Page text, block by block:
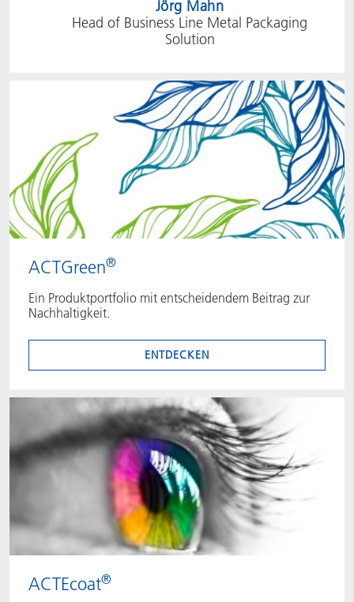
Jörg Mahn
Head of Business Line Metal Packaging
Solution
ACTGreen®
Ein Produktportfolio mit entscheidendem Beitrag zur
Nachhaltigkeit.
ENTDECKEN
ACTEcoat®